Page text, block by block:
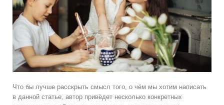
Что бы лучше расскрыть смысл того, о чём мы хотим написать
в данной статье, автор привёдет несколько конкретных